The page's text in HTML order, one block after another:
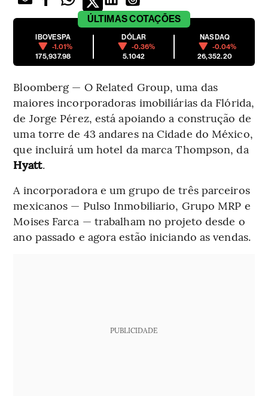
ÚLTIMASCOTAÇÕES
IBOVESPA
-1.01%
175,937.98
DÓLAR
-0.36%
5.1042
NASDAQ
-0.04%
26,352.20
Bloomberg — O Related Group, uma das
maiores incorporadoras imobiliárias da Flórida,
de Jorge Pérez, está apoiando a construção de
uma torre de 43 andares na Cidade do México,
que incluirá um hotel da marca Thompson, da
Hyatt.
A incorporadora e um grupo de três parceiros
mexicanos — Pulso Inmobiliario, Grupo MRP e
Moises Farca — trabalham no projeto desde o
ano passado e agora estão iniciando as vendas.
PUBLICIDADE